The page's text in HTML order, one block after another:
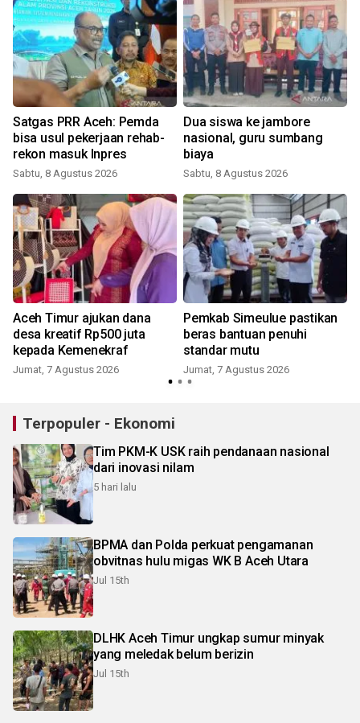
Satgas PRR Aceh: Pemda
bisa usul pekerjaan rehab-
rekon masuk Inpres
Sabtu, 8 Agustus 2026
Dua siswa ke jambore
nasional, guru sumbang
biaya
Sabtu, 8 Agustus 2026
Aceh Timur ajukan dana
desa kreatif Rp500 juta
kepada Kemenekraf
Jumat, 7 Agustus 2026
Pemkab Simeulue pastikan
beras bantuan penuhi
standar mutu
Jumat, 7 Agustus 2026
Terpopuler - Ekonomi
Tim PKM-K USK raih pendanaan nasional
dari inovasi nilam
5 hari lalu
BPMA dan Polda perkuat pengamanan
obvitnas hulu migas WK B Aceh Utara
Jul 15th
DLHK Aceh Timur ungkap sumur minyak
yang meledak belum berizin
Jul 15th